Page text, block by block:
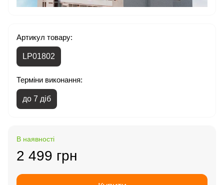
Артикул товару:
LP01802
Терміни виконання:
до 7 діб
В наявності
2 499 грн